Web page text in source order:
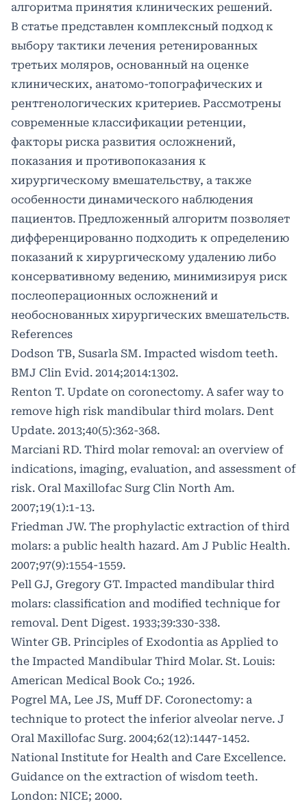
алгоритма принятия клинических решений.
В статье представлен комплексный подход к
выбору тактики лечения ретенированных
третьих моляров, основанный на оценке
клинических, анатомо-топографических и
рентгенологических критериев. Рассмотрены
современные классификации ретенции,
факторы риска развития осложнений,
показания и противопоказания к
хирургическому вмешательству, а также
особенности динамического наблюдения
пациентов. Предложенный алгоритм позволяет
дифференцированно подходить к определению
показаний к хирургическому удалению либо
консервативному ведению, минимизируя риск
послеоперационных осложнений и
необоснованных хирургических вмешательств.
References
Dodson TB, Susarla SM. Impacted wisdom teeth.
BMJ Clin Evid. 2014;2014:1302.
Renton T. Update on coronectomy. A safer way to
remove high risk mandibular third molars. Dent
Update. 2013;40(5):362-368.
Marciani RD. Third molar removal: an overview of
indications, imaging, evaluation, and assessment of
risk. Oral Maxillofac Surg Clin North Am.
2007;19(1):1-13.
Friedman JW. The prophylactic extraction of third
molars: a public health hazard. Am J Public Health.
2007;97(9):1554-1559.
Pell GJ, Gregory GT. Impacted mandibular third
molars: classification and modified technique for
removal. Dent Digest. 1933;39:330-338.
Winter GB. Principles of Exodontia as Applied to
the Impacted Mandibular Third Molar. St. Louis:
American Medical Book Co.; 1926.
Pogrel MA, Lee JS, Muff DF. Coronectomy: a
technique to protect the inferior alveolar nerve. J
Oral Maxillofac Surg. 2004;62(12):1447-1452.
National Institute for Health and Care Excellence.
Guidance on the extraction of wisdom teeth.
London: NICE; 2000.